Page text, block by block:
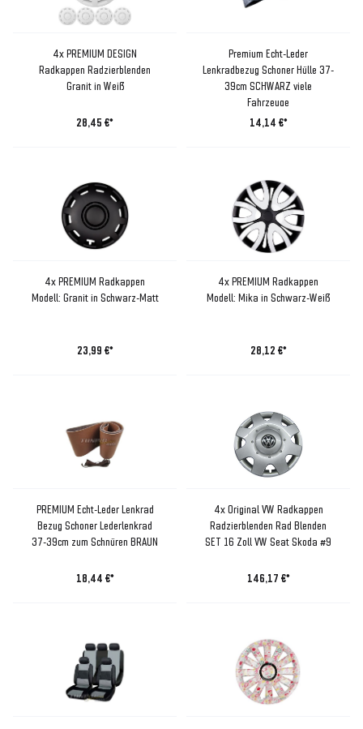
4x PREMIUM DESIGN
Radkappen Radzierblenden
Granit in Weiß
28,45 €*
Premium Echt-Leder
Lenkradbezug Schoner Hülle 37-
39cm SCHWARZ viele
Fahrzeuge
14,14 €*
4x PREMIUM Radkappen
Modell: Granit in Schwarz-Matt
23,99 €*
4x PREMIUM Radkappen
Modell: Mika in Schwarz-Weiß
28,12 €*
PREMIUM Echt-Leder Lenkrad
Bezug Schoner Lederlenkrad
37-39cm zum Schnüren BRAUN
18,44 €*
4x Original VW Radkappen
Radzierblenden Rad Blenden
SET 16 Zoll VW Seat Skoda #9
146,17 €*